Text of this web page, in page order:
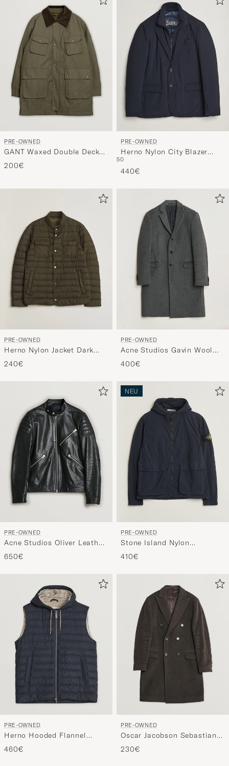
PRE-OWNED
GANT Waxed Double Decker
Jacket Hunter Green XL
200€
PRE-OWNED
Herno Nylon City Blazer
Navy 50
50
440€
PRE-OWNED
Herno Nylon Jacket Dark
Olive 48
240€
PRE-OWNED
Acne Studios Gavin Wool
Coat Grey 48
400€
PRE-OWNED
Acne Studios Oliver Leather
Jacket Black 48
650€
NEU
PRE-OWNED
Stone Island Nylon
Smerigliato-TC Short Parka
Navy M
410€
PRE-OWNED
Herno Hooded Flannel
Cashmere & Silk Vest Navy
52
460€
PRE-OWNED
Oscar Jacobson Sebastian
Wool/Cashmere Double
Breasted Coat Brown 48
230€